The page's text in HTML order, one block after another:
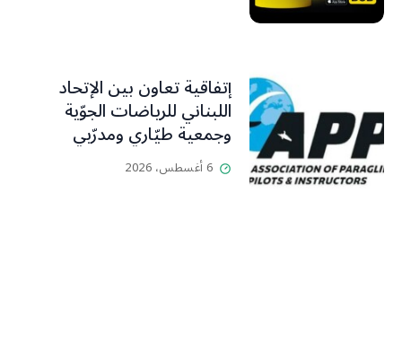
إتفاقية تعاون بين الإتحاد
اللبناني للرياضات الجوّية
وجمعية طيّاري ومدرّبي
الطيران الشراعي
6 أغسطس، 2026